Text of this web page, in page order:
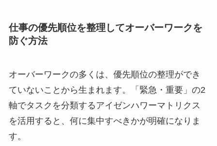
仕事の優先順位を整理してオーバーワークを
防ぐ方法
オーバーワークの多くは、優先順位の整理ができ
ていないことから生まれます。「緊急・重要」の2
軸でタスクを分類するアイゼンハワーマトリクス
を活用すると、何に集中すべきかが明確になりま
す。